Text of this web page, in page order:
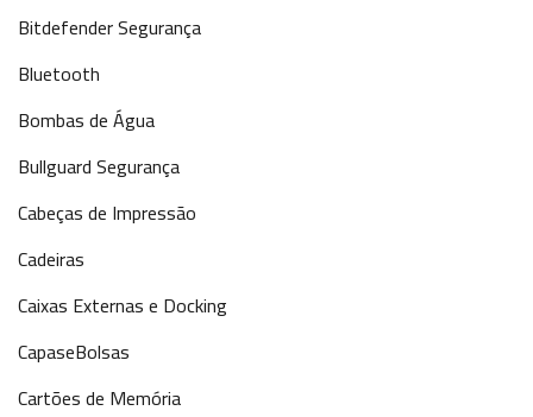
Bitdefender Segurança
Bluetooth
Bombas de Água
Bullguard Segurança
Cabeças de Impressão
Cadeiras
Caixas Externas e Docking
CapaseBolsas
Cartões de Memória